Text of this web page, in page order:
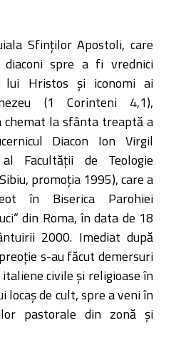
Sfinţilor Apostoli, care
spre a fi vrednici
lui Hristos şi iconomi ai
(1 Corinteni 4,1),
la sfânta treaptă a
Diacon Ion Virgil
Facultății de Teologie
promoția 1995), care a
în Biserica Parohiei
din Roma, în data de 18
2000. Imediat după
s-au făcut demersuri
civile şi religioase în
locaş de cult, spre a veni în
pastorale din zonă și